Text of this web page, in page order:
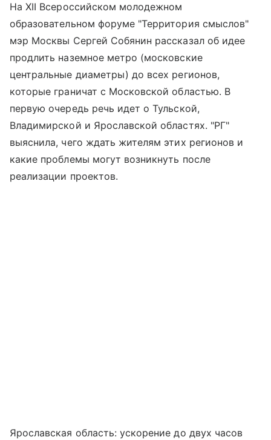
На XII Всероссийском молодежном
образовательном форуме "Территория смыслов"
мэр Москвы Сергей Собянин рассказал об идее
продлить наземное метро (московские
центральные диаметры) до всех регионов,
которые граничат с Московской областью. В
первую очередь речь идет о Тульской,
Владимирской и Ярославской областях. "РГ"
выяснила, чего ждать жителям этих регионов и
какие проблемы могут возникнуть после
реализации проектов.
Ярославская область: ускорение до двух часов